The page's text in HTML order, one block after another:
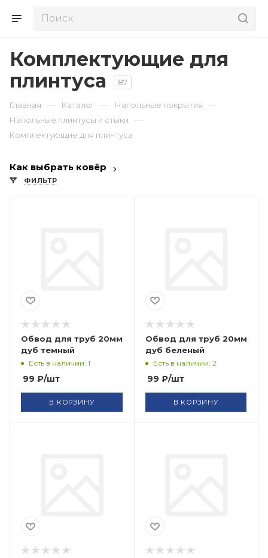
Комплектующие для
плинтуса
87
Главная — Каталог — Напольные покрытия —
Напольные плинтусы и стыки —
Комплектующие для плинтуса
Как выбрать ковёр
ФИЛЬТР
Обвод для труб 20мм
дуб темный
Есть в наличии: 1
99 ₽/шт
В КОРЗИНУ
Обвод для труб 20мм
дуб беленый
Есть в наличии: 2
99 ₽/шт
В КОРЗИНУ